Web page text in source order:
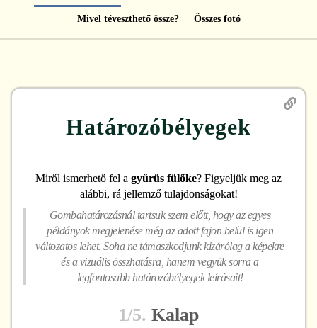
Mivel téveszthető össze? Összes fotó
Határozóbélyegek
Miről ismerhető fel a gyűrűs fülőke? Figyeljük meg az
alábbi, rá jellemző tulajdonságokat!
Gombahatározásnál tartsuk szem előtt, hogy az egyes
példányok megjelenése még az adott fajon belül is igen
változatos lehet. Soha ne támaszkodjunk kizárólag a képekre
és a vizuális összhatásra, hanem vegyük sorra a
legfontosabb határozóbélyegek leírásait!
1/5. Kalap